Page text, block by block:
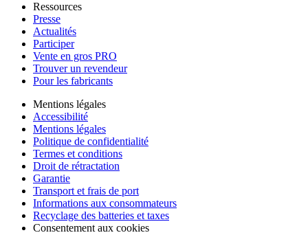
Ressources
Presse
Actualités
Participer
Vente en gros PRO
Trouver un revendeur
Pour les fabricants
Mentions légales
Accessibilité
Mentions légales
Politique de confidentialité
Termes et conditions
Droit de rétractation
Garantie
Transport et frais de port
Informations aux consommateurs
Recyclage des batteries et taxes
Consentement aux cookies